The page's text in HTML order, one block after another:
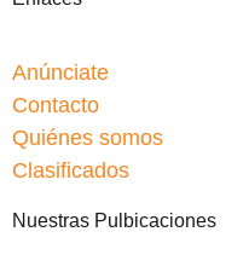
Anúnciate
Contacto
Quiénes somos
Clasificados
Nuestras Pulbicaciones